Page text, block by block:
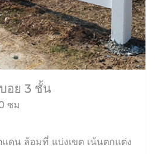
อย 3 ชั้น
ซม
ดน ล้อมที่ แบ่งเขต เน้นตกแต่ง